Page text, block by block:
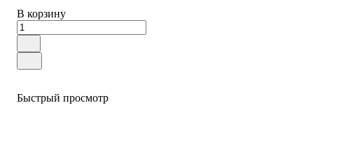
В корзину
Быстрый просмотр